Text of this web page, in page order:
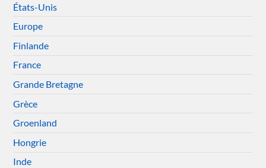
États-Unis
Europe
Finlande
France
Grande Bretagne
Grèce
Groenland
Hongrie
Inde